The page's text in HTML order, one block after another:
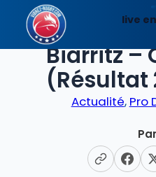
contenu
EN DIRECT
Biarritz –
(Résultat
Actualité, Pro
live